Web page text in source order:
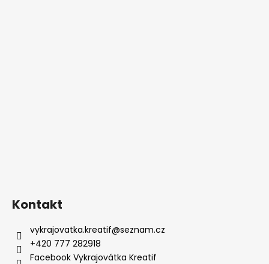
Kontakt
vykrajovatka.kreatif@seznam.cz
+420 777 282918
Facebook Vykrajovátka Kreatif